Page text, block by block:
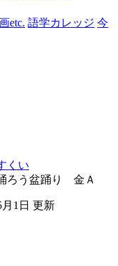
etc. 語学カレッジ 今
くい
ろう盆踊り 金Ａ
月1日 更新